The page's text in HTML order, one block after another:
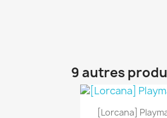
9 autres
Aperçu
[Lorcana]